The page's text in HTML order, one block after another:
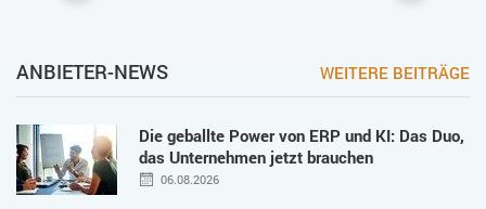
ANBIETER-NEWS WEITERE BEITRÄGE
Die geballte Power von ERP und KI: Das Duo,
das Unternehmen jetzt brauchen
06.08.2026